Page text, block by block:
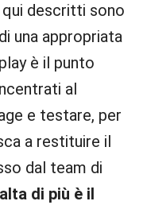
descritti sono
una appropriata
è il punto
al
e testare, per
a restituire il
dal team di
di più è il